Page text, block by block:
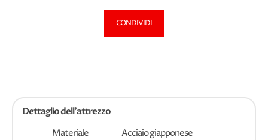
CONDIVIDI
Dettaglio dell'attrezzo
Materiale
Acciaio giapponese